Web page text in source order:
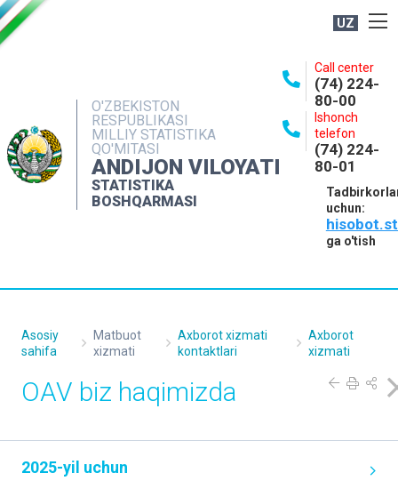
UZ
O'ZBEKISTON
RESPUBLIKASI
MILLIY STATISTIKA
QO'MITASI
ANDIJON VILOYATI
STATISTIKA
BOSHQARMASI
Call center
(74) 224-
80-00
Ishonch
telefon
(74) 224-
80-01
uchun:
ga o'tish
NASHRLAR
INTERAKTIV XIZMATLAR
MATBUOT XIZMATI
MUROJAATLAR
Asosiy
sahifa
Matbuot
xizmati
Axborot xizmati
kontaktlari
Axborot
xizmati
OAV biz haqimizda
2025-yil uchun